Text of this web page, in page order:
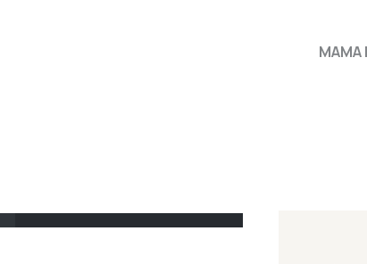
MAMA